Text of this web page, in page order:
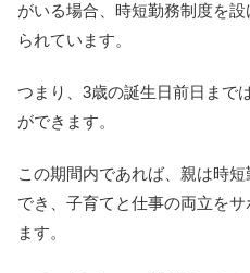
がいる場合、時短勤務制度を
られています。
つまり、3歳の誕生日前日まで
ができます。
この期間内であれば、親は時
でき、子育てと仕事の両立を
ます。